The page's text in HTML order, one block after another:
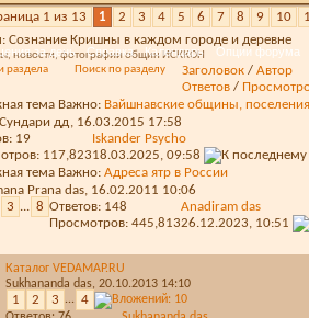
за день Справка Календарь Опции форума
1 из 13 1 2 3 4 5 6 7 8 9 10
Сознание Кришны в каждом городе и деревне
новости, фотографии общин ИСККОН
раздела
Поиск по разделу Заголовок / Автор
Ответов /
Важно: Вайшнавские общины, поселения
дд, 16.03.2015 17:58
19
117,823
Iskander Psycho
18.03.2025, 09:58
Важно: Адреса ятр в России
Prana das, 16.02.2011 10:06
3 ... 8 Ответов: 148
Просмотров: 445,813
Anadiram das
26.12.2023, 10:51
Каталог VEDAMAP.RU
Sukhananda das, 20.10.2013 14:10
1 2 3 ... 4